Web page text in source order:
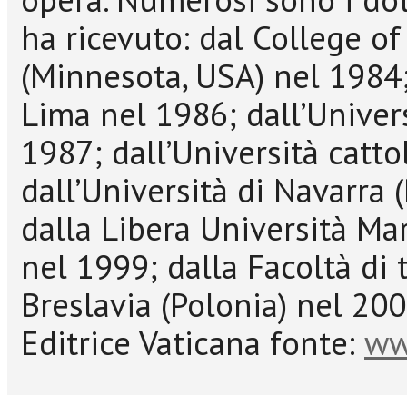
ha ricevuto: dal College
(Minnesota, USA) nel
Lima nel 1986;
1987; dall’Università
dall’Università di Navarra
dalla Libera Università
nel 1999; dalla Facoltà di
Breslavia (Polonia) nel
Editrice Vaticana fonte: